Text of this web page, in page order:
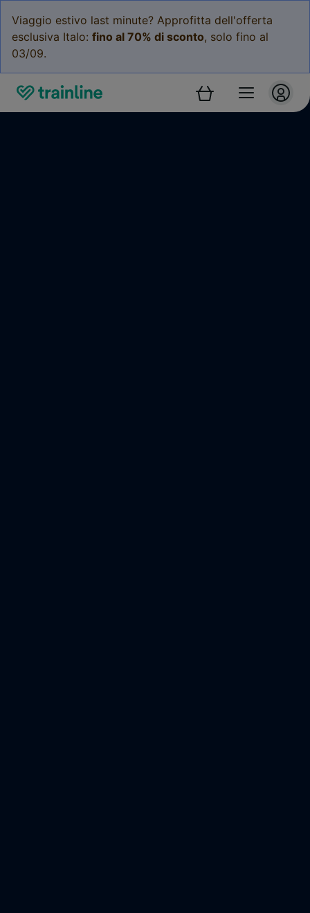
Viaggio estivo last minute? Approfitta dell'offerta
esclusiva Italo: fino al 70% di sconto, solo fino al
03/09.